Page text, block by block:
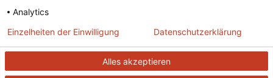
Abo kündigen
Vertrag widerrufen
Analytics
Alles akzeptieren
Einzelheiten der Einwilligung Datenschutzerklärung